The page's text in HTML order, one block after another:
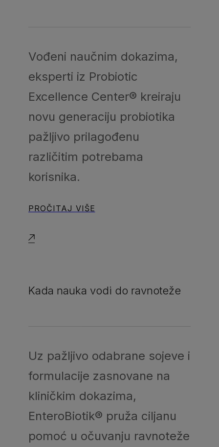
Vođeni naučnim dokazima,
eksperti iz Probiotic
Excellence Center® kreiraju
novu generaciju probiotika
pažljivo prilagođenu
različitim potrebama
korisnika.
PROČITAJ VIŠE
Kada nauka vodi do ravnoteže
Uz pažljivo odabrane sojeve i
formulacije zasnovane na
kliničkim dokazima,
EnteroBiotik® pruža ciljanu
pomoć u očuvanju ravnoteže